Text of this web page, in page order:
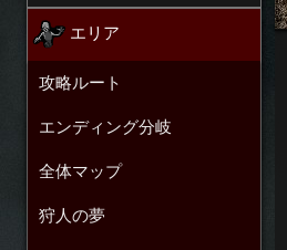
エリア
攻略ルート
エンディング分岐
全体マップ
狩人の夢